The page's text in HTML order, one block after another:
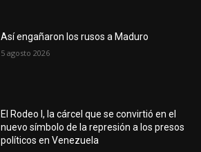
Así engañaron los rusos a Maduro
5 agosto 2026
El Rodeo I, la cárcel que se convirtió en el
nuevo símbolo de la represión a los presos
políticos en Venezuela